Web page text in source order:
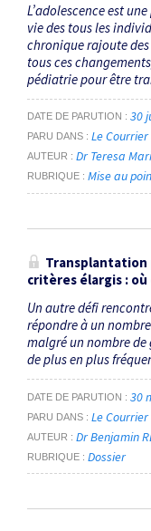
L’adolescence est
vie des tous les
chronique rajoute
tous ces
pédiatrie pour être
DATE DE PARUTION 30
PARU DANS Le
AUTEUR Dr Teresa
RUBRIQUE Mise au
Transplantation
critères élargis : où
Un autre défi
répondre à un
malgré un nombre
de plus en plus
DATE DE PARUTION 30
PARU DANS Le
AUTEUR Dr Benjamin
RUBRIQUE Dossier